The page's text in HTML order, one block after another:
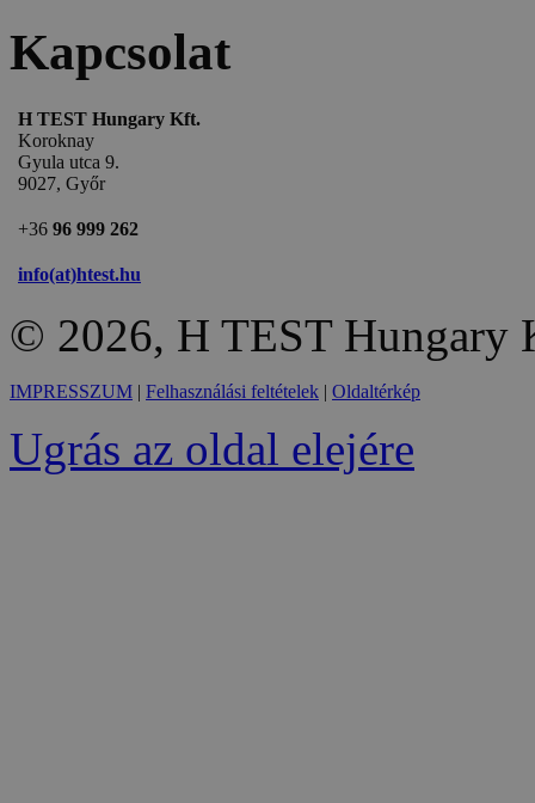
Kapcsolat
H TEST Hungary Kft.
Koroknay
Gyula utca 9.
9027, Győr
+36 96 999 262
info(at)htest.hu
© 2026, H TEST Hungary
IMPRESSZUM | Felhasználási feltételek | Oldaltérkép
Ugrás az oldal elejére